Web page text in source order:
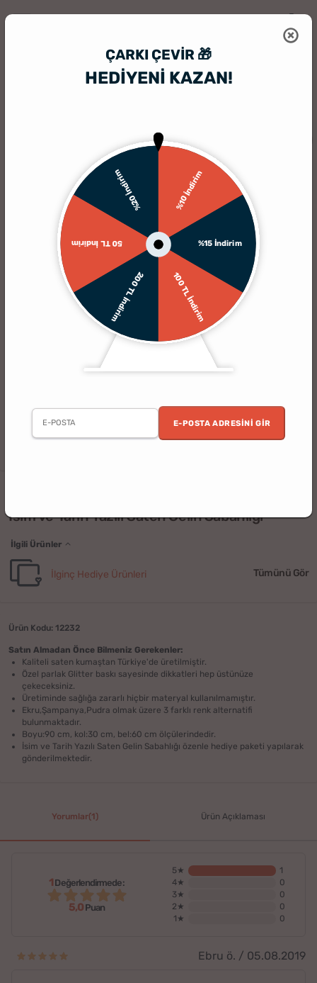
ÇARKI ÇEVIR 🎁
HEDİYENİ KAZAN!
%10 İndirim
%15 İndirim
100 TL İndirim
200 TL İndirim
50 TL İndirim
%20 İndirim
E-POSTA ADRESINI GIR
İsim ve Tarih Yazılı Saten Gelin Sabahlığı
İlgili Ürünler
İlginç Hediye Ürünleri Tümünü Gör
Ürün Kodu: 12232
Satın Almadan Önce Bilmeniz Gerekenler:
Kaliteli saten kumaştan Türkiye'de üretilmiştir.
Özel parlak Glitter baskı sayesinde dikkatleri hep üstünüze
çekeceksiniz.
Üretiminde sağlığa zararlı hiçbir materyal kullanılmamıştır.
Ekru,Şampanya,Pudra olmak üzere 3 farklı renk alternatifi
bulunmaktadır.
Boyu:90 cm, kol:30 cm, bel:60 cm ölçülerindedir.
İsim ve Tarih Yazılı Saten Gelin Sabahlığı özenle hediye paketi yapılarak
gönderilmektedir.
Yorumlar(1) Ürün Açıklaması
1 Değerlendirmede:
5,0Puan
5★
1
4★
0
3★
0
2★
0
1★
0
Ebru ö. / 05.08.2019